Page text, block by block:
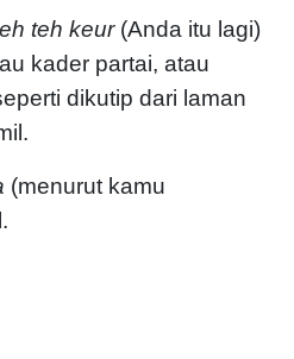
teh keur(Anda itu lagi)
kader partai, atau
dikutip dari laman
(menurut kamu